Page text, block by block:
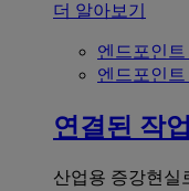
더 알아보기
엔드포인
엔드포인
연결된 작
산업용 증강현실